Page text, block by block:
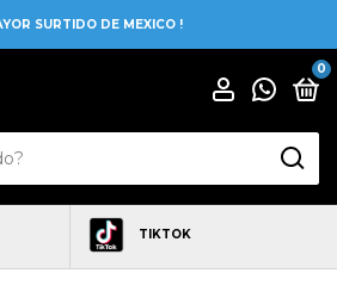
SURTIDO DE MEXICO !
0
TIKTOK